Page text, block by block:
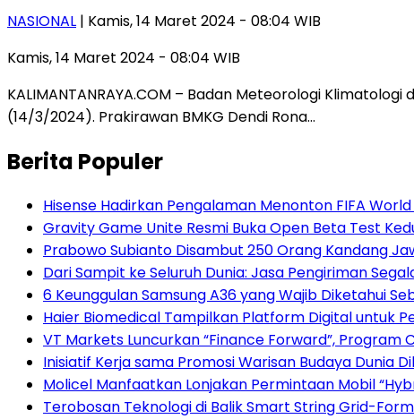
NASIONAL | Kamis, 14 Maret 2024 - 08:04 WIB
Kamis, 14 Maret 2024 - 08:04 WIB
KALIMANTANRAYA.COM – Badan Meteorologi
(14/3/2024). Prakirawan BMKG Dendi Rona…
Berita Populer
Hisense Hadirkan Pengalaman Menonton FIFA
Gravity Game Unite Resmi Buka Open Beta Test
Prabowo Subianto Disambut 250 Orang Kandang
Dari Sampit ke Seluruh Dunia: Jasa Pengiriman
6 Keunggulan Samsung A36 yang Wajib Diketahui
Haier Biomedical Tampilkan Platform Digital untuk
VT Markets Luncurkan “Finance Forward”,
Inisiatif Kerja sama Promosi Warisan Budaya Dunia
Molicel Manfaatkan Lonjakan Permintaan Mobil
Terobosan Teknologi di Balik Smart String Grid-